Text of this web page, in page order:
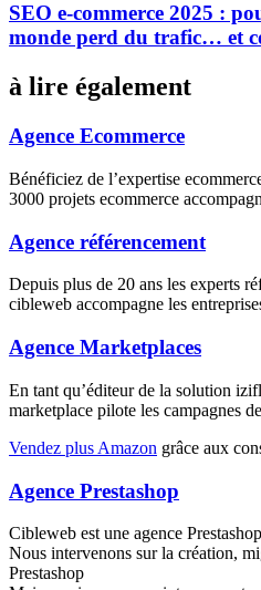
SEO e-commerce 2025 :
monde perd du trafic… et
à lire également
Agence Ecommerce
Bénéficiez de l’expertise
3000 projets ecommerce
Agence référencement
Depuis plus de 20 ans les experts
cibleweb accompagne les
Agence Marketplaces
En tant qu’éditeur de la solution
marketplace pilote les campagnes
Vendez plus Amazon grâce aux
Agence Prestashop
Cibleweb est une agence
Nous intervenons sur la création,
Prestashop